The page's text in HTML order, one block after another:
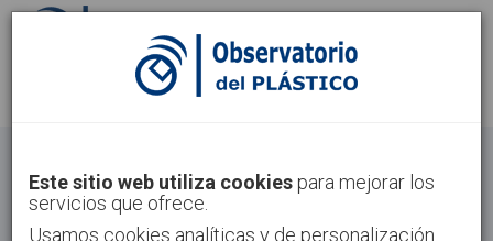
Identifícate Regístrate
Inicio Tecnologías Materiales
Este sitio web utiliza cookies para mejorar los
servicios que ofrece.
Usamos cookies analíticas y de personalización